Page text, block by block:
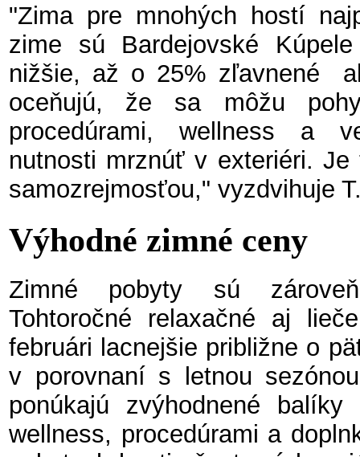
"Zima pre mnohých hostí
zime sú Bardejovské
nižšie, až o 25% zľavnené
oceňujú, že sa môžu
procedúrami, wellness a
nutnosti mrznúť v exteriéri.
samozrejmosťou," vyzdvihuje
Výhodné zimné ceny
Zimné pobyty sú
Tohtoročné relaxačné aj
februári lacnejšie približne o
v porovnaní s letnou
ponúkajú zvýhodnené
wellness, procedúrami a